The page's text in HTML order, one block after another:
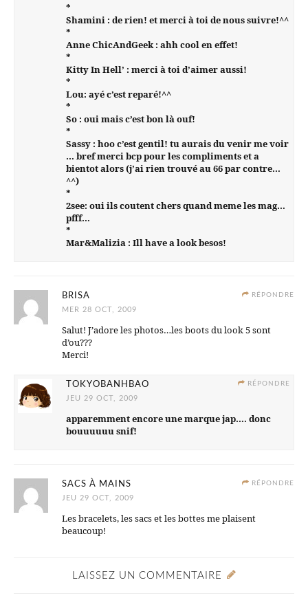
*
Shamini : de rien! et merci à toi de nous suivre!^^
*
Anne ChicAndGeek : ahh cool en effet!
*
Kitty In Hell’ : merci à toi d’aimer aussi!
*
Lou: ayé c’est reparé!^^
*
So : oui mais c’est bon là ouf!
*
Sassy : hoo c’est gentil! tu aurais du venir me voir
… bref merci bcp pour les compliments et a
bientot alors (j’ai rien trouvé au 66 par contre…
^^)
*
2see: oui ils coutent chers quand meme les mag…
pfff…
*
Mar&Malizia : Ill have a look besos!
RÉPONDRE
BRISA
MER 28 OCT, 2009
Salut! J’adore les photos…les boots du look 5 sont
d’ou???
Merci!
RÉPONDRE
TOKYOBANHBAO
JEU 29 OCT, 2009
apparemment encore une marque jap…. donc
bouuuuuu snif!
RÉPONDRE
SACS À MAINS
JEU 29 OCT, 2009
Les bracelets, les sacs et les bottes me plaisent
beaucoup!
LAISSEZ UN COMMENTAIRE